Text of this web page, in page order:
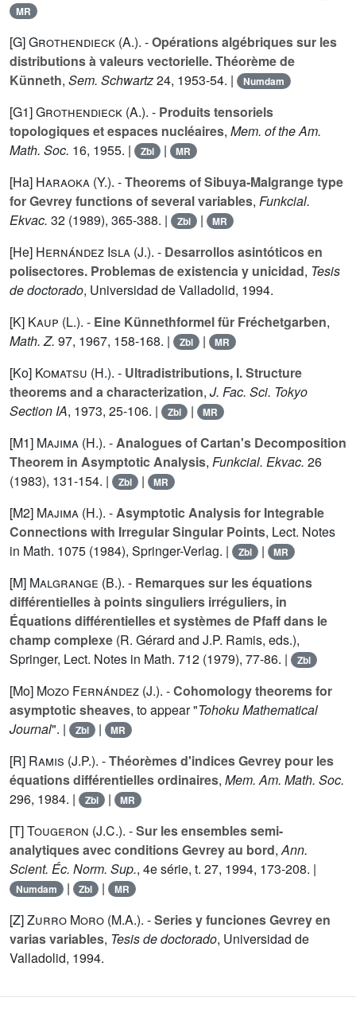
MR
[G]Grothendieck (A.). -Opérations algébriques sur les
distributions à valeurs vectorielle. Théorème de
Künneth, Sem. Schwartz24, 1953-54. | Numdam
[G1]Grothendieck (A.). - Produits tensoriels
topologiques et espaces nucléaires, Mem. of the Am.
Math. Soc. 16, 1955. | Zbl | MR
[Ha] Haraoka (Y.). -Theorems of Sibuya-Malgrange type
for Gevrey functions of several variables, Funkcial.
Ekvac. 32 (1989), 365-388. | Zbl | MR
[He] Hernández Isla (J.). - Desarrollos asintóticos en
polisectores. Problemas de existencia y unicidad, Tesis
de doctorado, Universidad de Valladolid, 1994.
[K] Kaup (L.). - Eine Künnethformel für Fréchetgarben,
Math. Z. 97, 1967, 158-168. | Zbl | MR
[Ko] Komatsu (H.). - Ultradistributions, I. Structure
theorems and a characterization, J. Fac. Sci. Tokyo
Section IA, 1973, 25-106. | Zbl | MR
[M1] Majima (H.). -Analogues of Cartan's Decomposition
Theorem in Asymptotic Analysis, Funkcial. Ekvac. 26
(1983), 131-154. |
Zbl | MR
[M2] Majima (H.). -Asymptotic Analysis for Integrable
Connections with Irregular Singular Points, Lect. Notes
in Math. 1075 (1984), Springer-Verlag. | Zbl | MR
[M] Malgrange (B.). - Remarques sur les équations
différentielles à points singuliers irréguliers, in
Équations différentielles et systèmes de Pfaff dans le
champ complexe (R. Gérard and J.P. Ramis, eds.),
Springer, Lect. Notes in Math. 712 (1979), 77-86. | Zbl
[Mo] Mozo Fernández (J.). -Cohomology theorems for
asymptotic sheaves, to appear "Tohoku Mathematical
Journal". | Zbl | MR
[R] Ramis (J.P.). -Théorèmes d'indices Gevrey pour les
équations différentielles ordinaires, Mem. Am. Math. Soc.
296, 1984. | Zbl | MR
[T]Tougeron (J.C.). -Sur les ensembles semi-
analytiques avec conditions Gevrey au bord,Ann.
Scient. Éc. Norm. Sup., 4e série, t. 27, 1994, 173-208. |
Numdam | Zbl | MR
[Z]Zurro Moro (M.A.). -Series y funciones Gevrey en
varias variables, Tesis de doctorado, Universidad de
Valladolid, 1994.